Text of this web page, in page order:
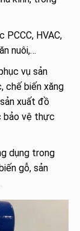
HVAC,
nuôi,…
vụ sản
chế biến xăng
xuất đồ
bảo vệ thực
dụng trong
gỗ, sản